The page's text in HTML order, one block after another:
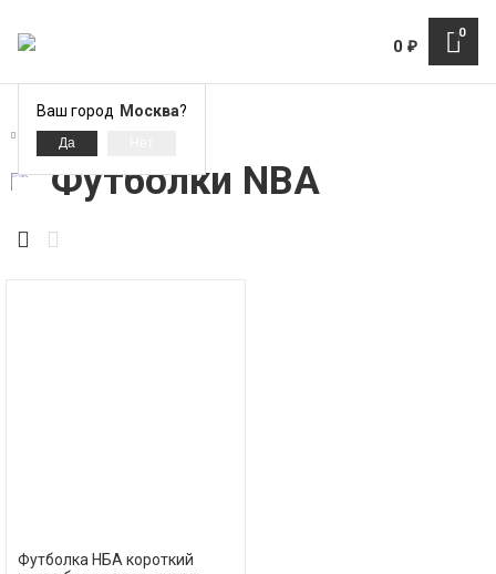
0
0 ₽
Ваш город Москва?
Футболки NBA
Футболки NBA
Футболка НБА короткий